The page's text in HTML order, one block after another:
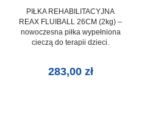
PIŁKA REHABILITACYJNA
REAX FLUIBALL 26CM (2kg) –
nowoczesna piłka wypełniona
cieczą do terapii dzieci.
283,00 zł